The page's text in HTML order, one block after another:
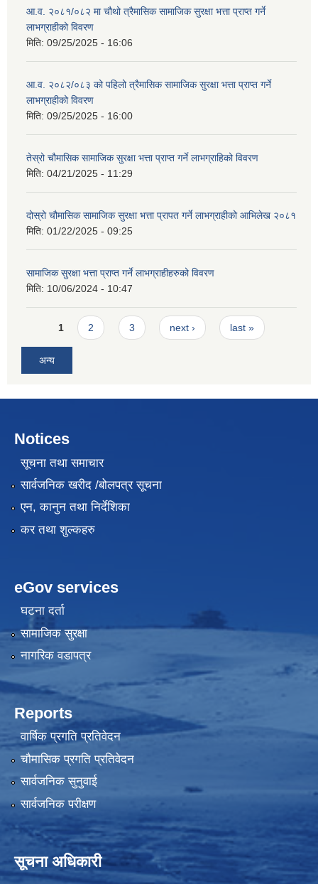
आ.व. २०८१/०८२ मा चौथो त्रैमासिक सामाजिक सुरक्षा भत्ता प्राप्त गर्ने
लाभग्राहीको विवरण
मिति: 09/25/2025 - 16:06
आ.व. २०८२/०८३ को पहिलो त्रैमासिक सामाजिक सुरक्षा भत्ता प्राप्त गर्ने
लाभग्राहीको विवरण
मिति: 09/25/2025 - 16:00
तेस्रो चौमासिक सामाजिक सुरक्षा भत्ता प्राप्त गर्ने लाभग्राहिको विवरण
मिति: 04/21/2025 - 11:29
दोस्रो चौमासिक सामाजिक सुरक्षा भत्ता प्रापत गर्ने लाभग्राहीको आभिलेख २०८१
मिति: 01/22/2025 - 09:25
सामाजिक सुरक्षा भत्ता प्राप्त गर्ने लाभग्राहीहरुको विवरण
मिति: 10/06/2024 - 10:47
Pages
1 2 3 next › last »
अन्य
Notices
सूचना तथा समाचार
सार्वजनिक खरीद /बोलपत्र सूचना
एन, कानुन तथा निर्देशिका
कर तथा शुल्कहरु
eGov services
घटना दर्ता
सामाजिक सुरक्षा
नागरिक वडापत्र
Reports
वार्षिक प्रगति प्रतिवेदन
चौमासिक प्रगति प्रतिवेदन
सार्वजनिक सुनुवाई
सार्वजनिक परीक्षण
सूचना अधिकारी